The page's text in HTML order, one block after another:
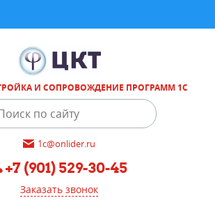
И СОПРОВОЖДЕНИЕ ПРОГРАММ 1С
1c@onlider.ru
+7 (901) 529-30-45
Заказать звонок